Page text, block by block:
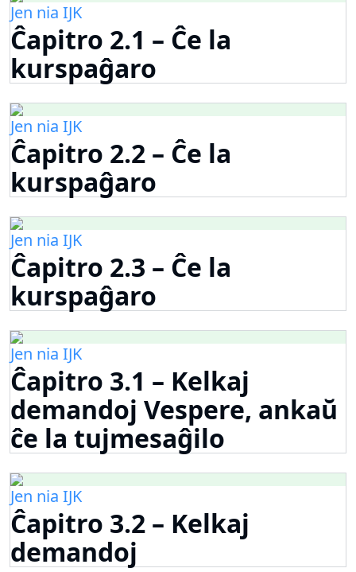
Jen nia IJK
Ĉapitro 2.1 – Ĉe la
kurspaĝaro
Jen nia IJK
Ĉapitro 2.2 – Ĉe la
kurspaĝaro
Jen nia IJK
Ĉapitro 2.3 – Ĉe la
kurspaĝaro
Jen nia IJK
Ĉapitro 3.1 – Kelkaj
demandoj Vespere, ankaŭ
ĉe la tujmesaĝilo
Jen nia IJK
Ĉapitro 3.2 – Kelkaj
demandoj